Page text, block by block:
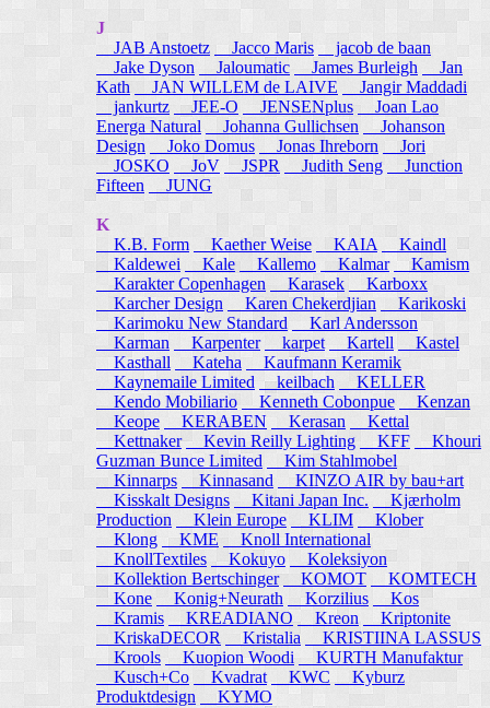
J
JAB Anstoetz
Jacco Maris
jacob de baan
Jake Dyson
Jaloumatic James Burleigh
Jan
Kath
JAN WILLEM de LAIVE
Jangir Maddadi
jankurtz JEE-O JENSENplus
Joan Lao
Energa Natural
Johanna Gullichsen
Johanson
Design
Joko Domus Jonas Ihreborn
Jori
JOSKO
JoV JSPR Judith Seng
Junction
Fifteen
JUNG
K
K.B. Form
Kaether Weise KAIA
Kaindl
Kaldewei
Kale Kallemo Kalmar
Kamism
Karakter Copenhagen
Karasek
Karboxx
Karcher Design
Karen Chekerdjian
Karikoski
Karimoku New Standard
Karl Andersson
Karman
Karpenter karpet Kartell
Kastel
Kasthall
Kateha
Kaufmann Keramik
Kaynemaile Limited keilbach
KELLER
Kendo Mobiliario
Kenneth Cobonpue
Kenzan
Keope
KERABEN Kerasan
Kettal
Kettnaker Kevin Reilly Lighting KFF
Khouri
Guzman Bunce Limited
Kim Stahlmobel
Kinnarps
Kinnasand
KINZO AIR by bau+art
Kisskalt Designs
Kitani Japan Inc.
Kjærholm
Production
Klein Europe KLIM
Klober
Klong
KME
Knoll International
KnollTextiles
Kokuyo
Koleksiyon
Kollektion Bertschinger KOMOT
KOMTECH
Kone
Konig+Neurath Korzilius
Kos
Kramis
KREADIANO Kreon
Kriptonite
KriskaDECOR
Kristalia
KRISTIINA LASSUS
Krools
Kuopion Woodi
KURTH Manufaktur
Kusch+Co
Kvadrat KWC
Kyburz
Produktdesign
KYMO